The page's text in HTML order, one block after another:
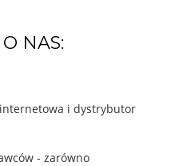
NAS:
i dystrybutor
- zarówno